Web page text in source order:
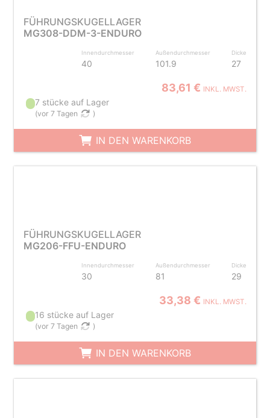
FÜHRUNGSKUGELLAGER
MG308-DDM-3-ENDURO
Innendurchmesser
40
Außendurchmesser
101.9
Dicke
27
83,61 € INKL. MWST.
7 stücke auf Lager
(vor 7 Tagen )
IN DEN WARENKORB
FÜHRUNGSKUGELLAGER
MG206-FFU-ENDURO
Innendurchmesser
30
Außendurchmesser
81
Dicke
29
33,38 € INKL. MWST.
16 stücke auf Lager
(vor 7 Tagen )
IN DEN WARENKORB